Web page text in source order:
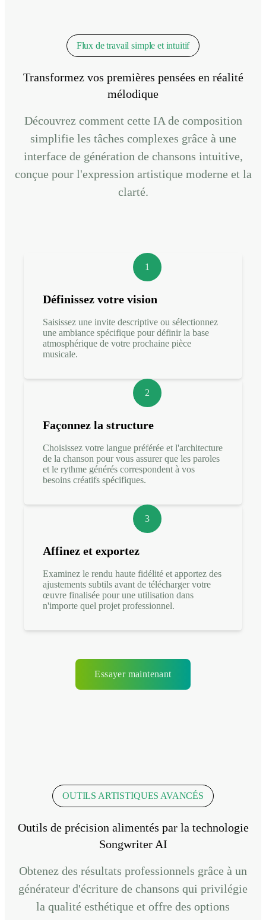
Flux de travail simple et intuitif
Transformez vos premières pensées en réalité
mélodique
Découvrez comment cette IA de composition
simplifie les tâches complexes grâce à une
interface de génération de chansons intuitive,
conçue pour l'expression artistique moderne et la
clarté.
1
Définissez votre vision
Saisissez une invite descriptive ou sélectionnez
une ambiance spécifique pour définir la base
atmosphérique de votre prochaine pièce
musicale.
2
Façonnez la structure
Choisissez votre langue préférée et l'architecture
de la chanson pour vous assurer que les paroles
et le rythme générés correspondent à vos
besoins créatifs spécifiques.
3
Affinez et exportez
Examinez le rendu haute fidélité et apportez des
ajustements subtils avant de télécharger votre
œuvre finalisée pour une utilisation dans
n'importe quel projet professionnel.
Essayer maintenant
OUTILS ARTISTIQUES AVANCÉS
Outils de précision alimentés par la technologie
Songwriter AI
Obtenez des résultats professionnels grâce à un
générateur d'écriture de chansons qui privilégie
la qualité esthétique et offre des options